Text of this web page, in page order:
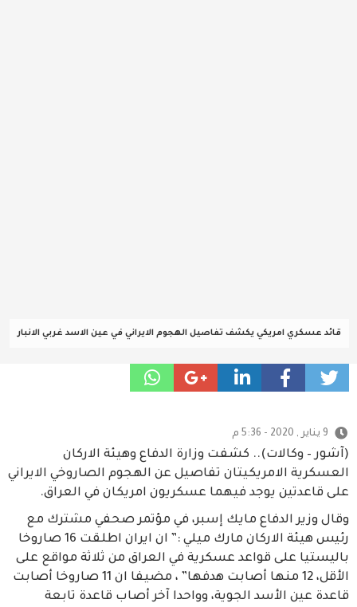
قائد عسكري امريكي يكشف تفاصيل الهجوم الايراني في عين الاسد غربي الانبار
9 يناير , 2020 - 5:36 م
(آشور – وكالات).. كشفت وزارة الدفاع وهيئة الاركان
العسكرية الامريكيتان تفاصيل عن الهجوم الصاروخي الايراني
على قاعدتين يوجد فيهما عسكريون امريكان في العراق.
وقال وزير الدفاع مايك إسبر، في مؤتمر صحفي مشترك مع
رئيس هيئة الاركان مارك ميلي :” ان ايران اطلقت 16 صاروخا
باليستيا على قواعد عسكرية في العراق من ثلاثة مواقع على
الأقل، 12 منها أصابت هدفها” ، مضيفا ان 11 صاروخا أصابت
قاعدة عين الأسد الجوية، وواحدا آخر أصاب قاعدة تابعة